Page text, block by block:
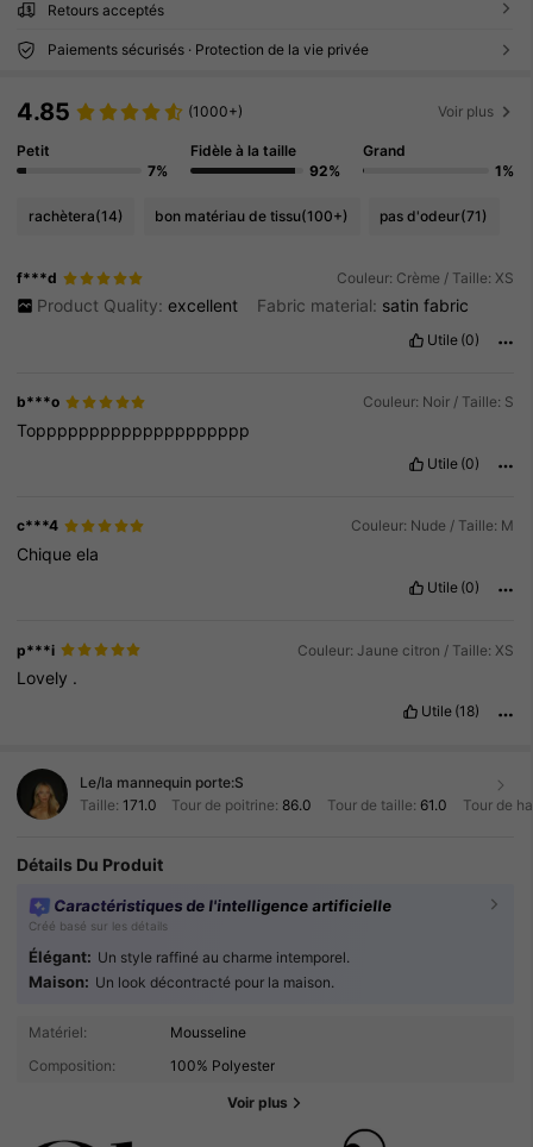
Retours acceptés
Paiements sécurisés · Protection de la vie privée
4.85 (1000+) Voir plus
Petit
7%
Fidèle à la taille
92%
Grand
1%
rachètera(14) bon matériau de tissu(100+) pas d'odeur(71)
f***d Couleur: Crème / Taille: XS
Product Quality: excellent Fabric material: satin fabric
Utile (0)
b***o Couleur: Noir / Taille: S
Topppppppppppppppppppp
Utile (0)
c***4 Couleur: Nude / Taille: M
Chiqueela
Utile (0)
p***i Couleur: Jaune citron / Taille: XS
Lovely .
Utile (18)
Le/la mannequin porte:S
Taille: 171.0 Tour de poitrine: 86.0 Tour de taille: 61.0 Tour de
Détails Du Produit
Caractéristiques de l'intelligence artificielle
Créé basé sur les détails
Élégant: Un style raffiné au charme intemporel.
Maison: Un look décontracté pour la maison.
Matériel:
Mousseline
Composition:
100% Polyester
Voir plus